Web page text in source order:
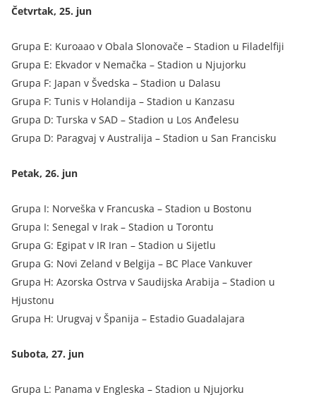
Četvrtak, 25. jun
Grupa E: Kuroaao v Obala Slonovače – Stadion u Filadelfiji
Grupa E: Ekvador v Nemačka – Stadion u Njujorku
Grupa F: Japan v Švedska – Stadion u Dalasu
Grupa F: Tunis v Holandija – Stadion u Kanzasu
Grupa D: Turska v SAD – Stadion u Los Anđelesu
Grupa D: Paragvaj v Australija – Stadion u San Francisku
Petak, 26. jun
Grupa I: Norveška v Francuska – Stadion u Bostonu
Grupa I: Senegal v Irak – Stadion u Torontu
Grupa G: Egipat v IR Iran – Stadion u Sijetlu
Grupa G: Novi Zeland v Belgija – BC Place Vankuver
Grupa H: Azorska Ostrva v Saudijska Arabija – Stadion u
Hjustonu
Grupa H: Urugvaj v Španija – Estadio Guadalajara
Subota, 27. jun
Grupa L: Panama v Engleska – Stadion u Njujorku